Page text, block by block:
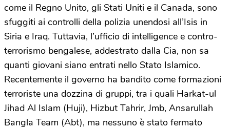
come il Regno Unito, gli Stati Uniti e il Canada, sono
sfuggiti ai controlli della polizia unendosi all’Isis in
Siria e Iraq. Tuttavia, l’ufficio di intelligence e contro-
terrorismo bengalese, addestrato dalla Cia, non sa
quanti giovani siano entrati nello Stato Islamico.
Recentemente il governo ha bandito come formazioni
terroriste una dozzina di gruppi, tra i quali Harkat-ul
Jihad Al Islam (Huji), Hizbut Tahrir, Jmb, Ansarullah
Bangla Team (Abt), ma nessuno è stato fermato